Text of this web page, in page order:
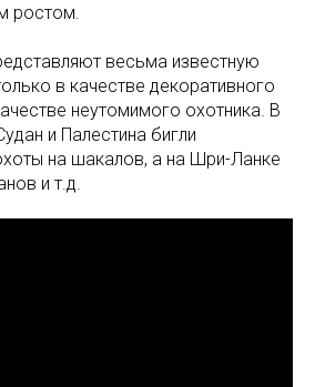
ростом.
весьма известную
в качестве декоративного
неутомимого охотника. В
и Палестина бигли
на шакалов, а на Шри-Ланке
и т.д.